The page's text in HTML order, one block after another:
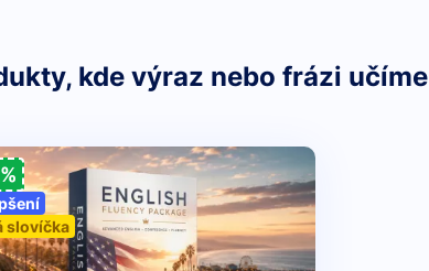
kde výraz nebo frázi učíme
slovíčka